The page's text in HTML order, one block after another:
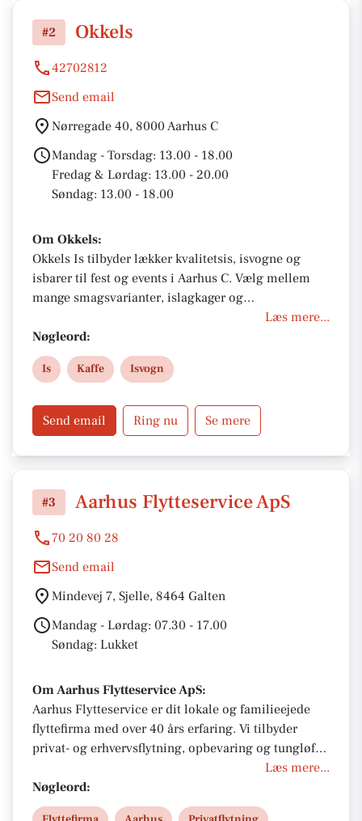
#2 Okkels
42702812
Send email
Nørregade 40, 8000 Aarhus C
Mandag - Torsdag: 13.00 - 18.00
Fredag & Lørdag: 13.00 - 20.00
Søndag: 13.00 - 18.00
Om Okkels:
Okkels Is tilbyder lækker kvalitetsis, isvogne og
isbarer til fest og events i Aarhus C. Vælg mellem
mange smagsvarianter, islagkager og
skræddersyede løsninger til dit arrengement. Perfekt
til enhver fest med nem booking, levering og fokus
på bæredygtighed og smagsoplevelser.
Læs mere...
Nøgleord:
Is Kaffe Isvogn
Send email Ring nu Se mere
#3 Aarhus Flytteservice ApS
70 20 80 28
Send email
Mindevej 7, Sjelle, 8464 Galten
Mandag - Lørdag: 07.30 - 17.00
Søndag: Lukket
Om Aarhus Flytteservice ApS:
Aarhus Flytteservice er dit lokale og familieejede
flyttefirma med over 40 års erfaring. Vi tilbyder
privat- og erhvervsflytning, opbevaring og tungløft i
Aarhus og hele Jylland. Vores erfarne team sikrer
tryg, effektiv og miljøbevidst flytning med fokus på
kvalitet, service og konkurrencedygtige priser.
Læs mere...
Nøgleord: